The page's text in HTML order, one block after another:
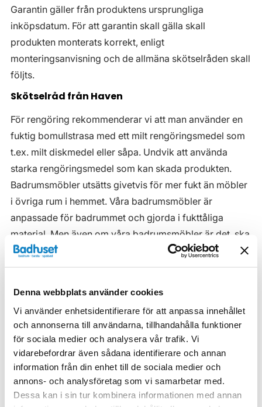
Denna webbplats använder cookies
Vi använder enhetsidentifierare för att anpassa innehållet
och annonserna till användarna, tillhandahålla funktioner
för sociala medier och analysera vår trafik. Vi
vidarebefordrar även sådana identifierare och annan
information från din enhet till de sociala medier och
annons- och analysföretag som vi samarbetar med.
Dessa kan i sin tur kombinera informationen med annan
Garantin gäller från produktens ursprungliga
inköpsdatum. För att garantin skall gälla skall
produkten monterats korrekt, enligt
monteringsanvisning och de allmäna skötselråden skall
följts.
Skötselråd från Haven
För rengöring rekommenderar vi att man använder en
fuktig bomullstrasa med ett milt rengöringsmedel som
t.ex. milt diskmedel eller såpa. Undvik att använda
starka rengöringsmedel som kan skada produkten.
Badrumsmöbler utsätts givetvis för mer fukt än möbler
i övriga rum i hemmet. Våra badrumsmöbler är
anpassade för badrummet och gjorda i fukttåliga
material. Men även om våra badrumsmöbler är det, ska
de inte utsättas för vatten eller extremt hög
Tänk på att se till att ventilationen är god och att
möblerna placeras på ett sådant avstånd från
badkar/dusch att vatten inte kan skvätta direkt på
möbeln. Blöta fläckar, även vanligt vatten, torkas upp
så snart som möjligt.
Haven H2 Serie
Haven H2 Kommoder